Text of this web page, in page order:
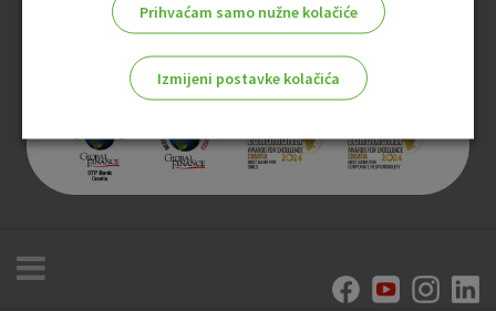
Prihvaćam samo nužne kolačiće
Izmijeni postavke kolačića
Nužni kolačići
Analitički kolačići